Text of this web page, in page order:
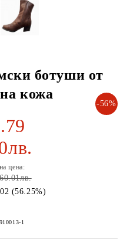
ботуши от
кожа
-56%
цена:
(56.25%)
1